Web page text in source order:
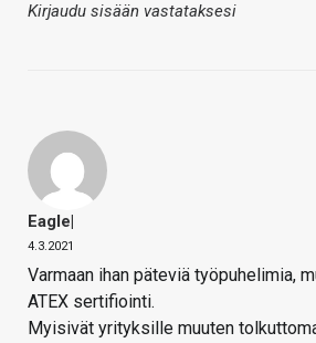
Kirjaudu sisään vastataksesi
Eagle|
4.3.2021
Varmaan ihan päteviä työpuhelimia,
ATEX sertifiointi.
Myisivät yrityksille muuten